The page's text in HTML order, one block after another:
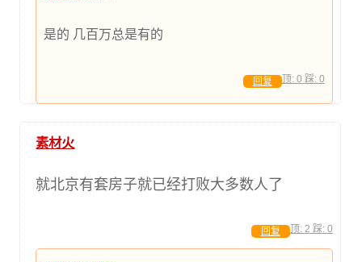
是的 几百万总是有的
顶: 0 踩: 0
回复
素材火
就北京有套房子就已经打败大多数人了
顶: 2 踩: 0
回复